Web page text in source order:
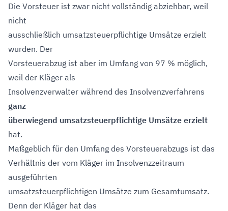
Die Vorsteuer ist zwar nicht vollständig abziehbar, weil
nicht
ausschließlich umsatzsteuerpflichtige Umsätze erzielt
wurden. Der
Vorsteuerabzug ist aber im Umfang von 97 % möglich,
weil der Kläger als
Insolvenzverwalter während des Insolvenzverfahrens
ganz
überwiegend umsatzsteuerpflichtige Umsätze erzielt
hat.
Maßgeblich für den Umfang des Vorsteuerabzugs ist das
Verhältnis der vom Kläger im Insolvenzzeitraum
ausgeführten
umsatzsteuerpflichtigen Umsätze zum Gesamtumsatz.
Denn der Kläger hat das